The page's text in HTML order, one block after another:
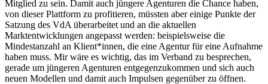
Mitglied zu sein. Damit auch jüngere Agenturen die Chance haben,
von dieser Plattform zu profitieren, müssten aber einige Punkte der
Satzung des VdA überarbeitet und an die aktuellen
Marktentwicklungen angepasst werden: beispielsweise die
Mindestanzahl an Klient*innen, die eine Agentur für eine Aufnahme
haben muss. Mir wäre es wichtig, das im Verband zu besprechen,
gerade um jüngeren Agenturen entgegenzukommen und sich auch
neuen Modellen und damit auch Impulsen gegenüber zu öffnen.